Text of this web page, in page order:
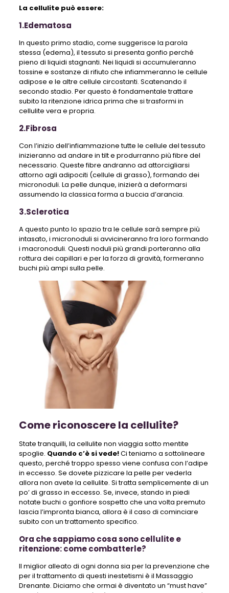
La cellulite può essere:
1.Edematosa
In questo primo stadio, come suggerisce la parola
stessa (edema), il tessuto si presenta gonfio perché
pieno di liquidi stagnanti. Nei liquidi si accumuleranno
tossine e sostanze di rifiuto che infiammeranno le cellule
adipose e le altre cellule circostanti. Scatenando il
secondo stadio. Per questo è fondamentale trattare
subito la ritenzione idrica prima che si trasformi in
cellulite vera e propria.
2.Fibrosa
Con l’inizio dell’infiammazione tutte le cellule del tessuto
inizieranno ad andare in tilt e produrranno più fibre del
necessario. Queste fibre andranno ad attorcigliarsi
attorno agli adipociti (cellule di grasso), formando dei
micronoduli. La pelle dunque, inizierà a deformarsi
assumendo la classica forma a buccia d’arancia.
3.Sclerotica
A questo punto lo spazio tra le cellule sarà sempre più
intasato, i micronoduli si avvicineranno fra loro formando
i macronoduli. Questi noduli più grandi porteranno alla
rottura dei capillari e per la forza di gravità, formeranno
buchi più ampi sulla pelle.
Come riconoscere la cellulite?
State tranquilli, la cellulite non viaggia sotto mentite
spoglie. Quando c’è si vede!Ci teniamo a sottolineare
questo, perché troppo spesso viene confusa con l’adipe
in eccesso. Se dovete pizzicare la pelle per vederla
allora non avete la cellulite. Si tratta semplicemente di un
po’ di grasso in eccesso. Se, invece, stando in piedi
notate buchi o gonfiore sospetto che una volta premuto
lascia l’impronta bianca, allora è il caso di cominciare
subito con un trattamento specifico.
Ora che sappiamo cosa sono cellulite e
ritenzione: come combatterle?
Il miglior alleato di ogni donna sia per la prevenzione che
per il trattamento di questi inestetismi è il Massaggio
Drenante. Diciamo che ormai è diventato un “must have”